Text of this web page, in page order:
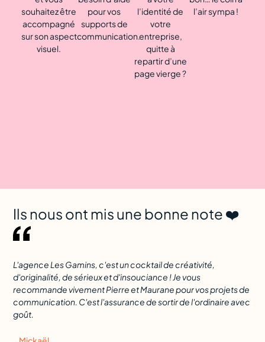
souhaitez être
accompagné
sur son aspect
visuel.
pour vos
supports de
communication.
l’identité de
votre
entreprise,
quitte à
repartir d’une
page vierge ?
l’air sympa !
Ils nous ont mis une bonne note ❤️
L'agence Les Gamins, c'est un cocktail de créativité,
d'originalité, de sérieux et d'insouciance ! Je vous
recommande vivement Pierre et Maurane pour vos projets de
communication. C'est l'assurance de sortir de l'ordinaire avec
goût.